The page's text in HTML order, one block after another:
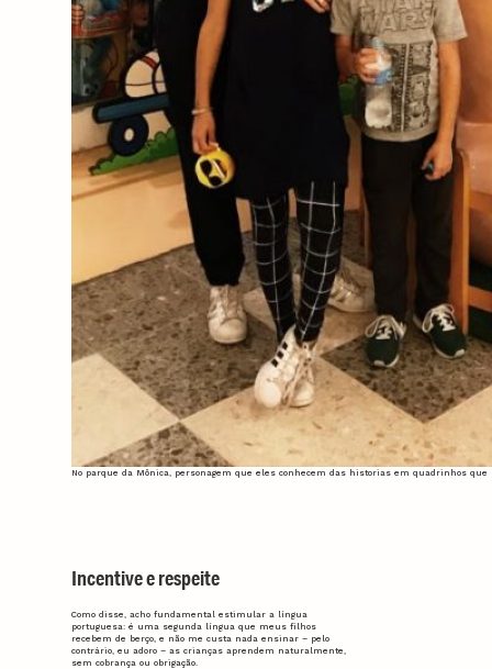
No parque da Mônica, personagem que eles conhecem das historias em quadrinhos que
Incentive e respeite
Como disse, acho fundamental estimular a língua
portuguesa: é uma segunda língua que meus filhos
recebem de berço, e não me custa nada ensinar – pelo
contrário, eu adoro – as crianças aprendem naturalmente,
sem cobrança ou obrigação.